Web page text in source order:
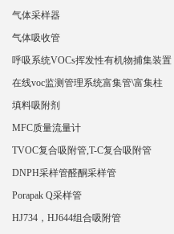
气体采样器
气体吸收管
呼吸系统VOCs挥发性有机物捕集装置
在线voc监测管理系统富集管\富集柱
填料吸附剂
MFC质量流量计
TVOC复合吸附管,T-C复合吸附管
DNPH采样管醛酮采样管
Porapak Q采样管
HJ734，HJ644组合吸附管